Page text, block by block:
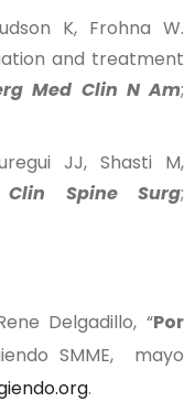
K, Frohna W.
and treatment
Med Clin N Am;
JJ, Shasti M,
Clin Spine Surg;
Delgadillo, “Por
SMME, mayo
.